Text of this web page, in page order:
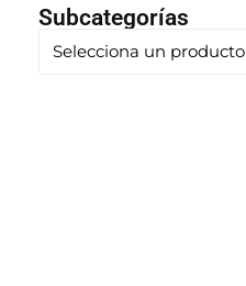
Subcategorías
Selecciona un producto